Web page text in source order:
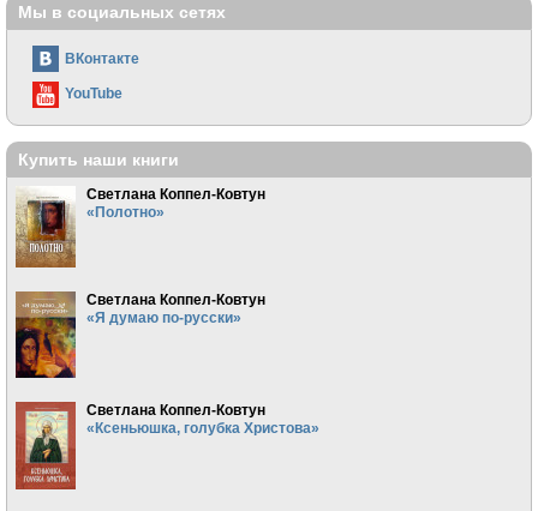
Мы в социальных сетях
ВКонтакте
YouTube
Купить наши книги
Светлана Коппел-Ковтун
«Полотно»
Светлана Коппел-Ковтун
«Я думаю по-русски»
Светлана Коппел-Ковтун
«Ксеньюшка, голубка Христова»